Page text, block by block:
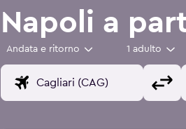
Napoli a
Andata e ritorno 1 adulto